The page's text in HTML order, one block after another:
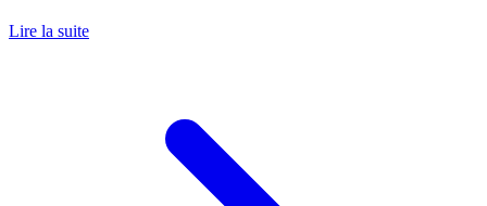
Lire la suite